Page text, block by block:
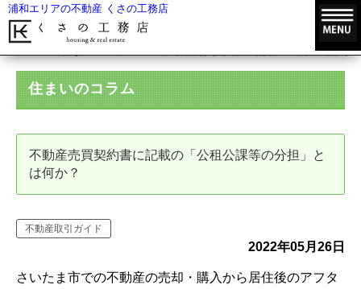
浦和エリアの不動産 くさの工務店
不動産売買契約書に記載の「公租公課等
住まいのコラム
不動産売買契約書に記載の「公租公課等の分担」と
は何か？
不動産取引ガイド
2022年05月26日
さいたま市での不動産の売却・購入から居住後のアフタ